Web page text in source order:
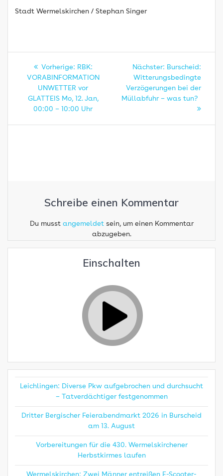
Stadt Wermelskirchen / Stephan Singer
Beitragsnavigation
Vorherige: Vorheriger
Beitrag:
RBK:
VORABINFORMATION
UNWETTER vor
GLATTEIS Mo, 12. Jan,
00:00 – 10:00 Uhr
Nächster: Nächster
Beitrag:
Burscheid:
Witterungsbedingte
Verzögerungen bei der
Müllabfuhr – was tun?
Schreibe einen Kommentar
Du musst angemeldetsein, um einen Kommentar
abzugeben.
Einschalten
Leichlingen: Diverse Pkw aufgebrochen und durchsucht
– Tatverdächtiger festgenommen
Dritter Bergischer Feierabendmarkt 2026 in Burscheid
am 13. August
Vorbereitungen für die 430. Wermelskirchener
Herbstkirmes laufen